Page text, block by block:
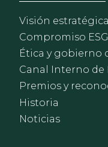
Visión estratégica
Compromiso ESG
Ética y gobierno
Canal Interno
Premios y
Historia
Noticias